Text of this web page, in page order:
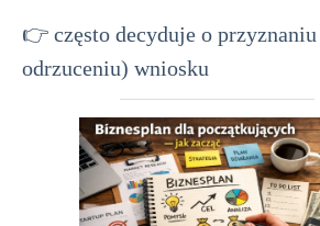
👉 często decyduje o
odrzuceniu) wniosku